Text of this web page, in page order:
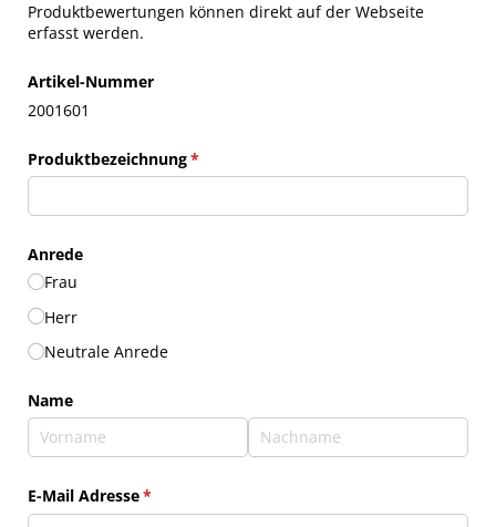
Produktbewertungen können direkt auf der Webseite
erfasst werden.
Artikel-Nummer
2001601
Produktbezeichnung*
(erforderlich)
Anrede
Frau
Herr
Neutrale Anrede
Name
E-Mail Adresse*
(erforderlich)